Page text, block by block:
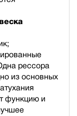
рессора
из основных
функцию и